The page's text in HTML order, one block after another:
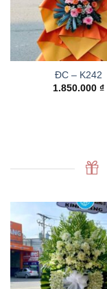
ĐC – K242
1.850.000 ₫